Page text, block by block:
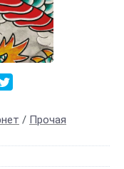
/ Прочая